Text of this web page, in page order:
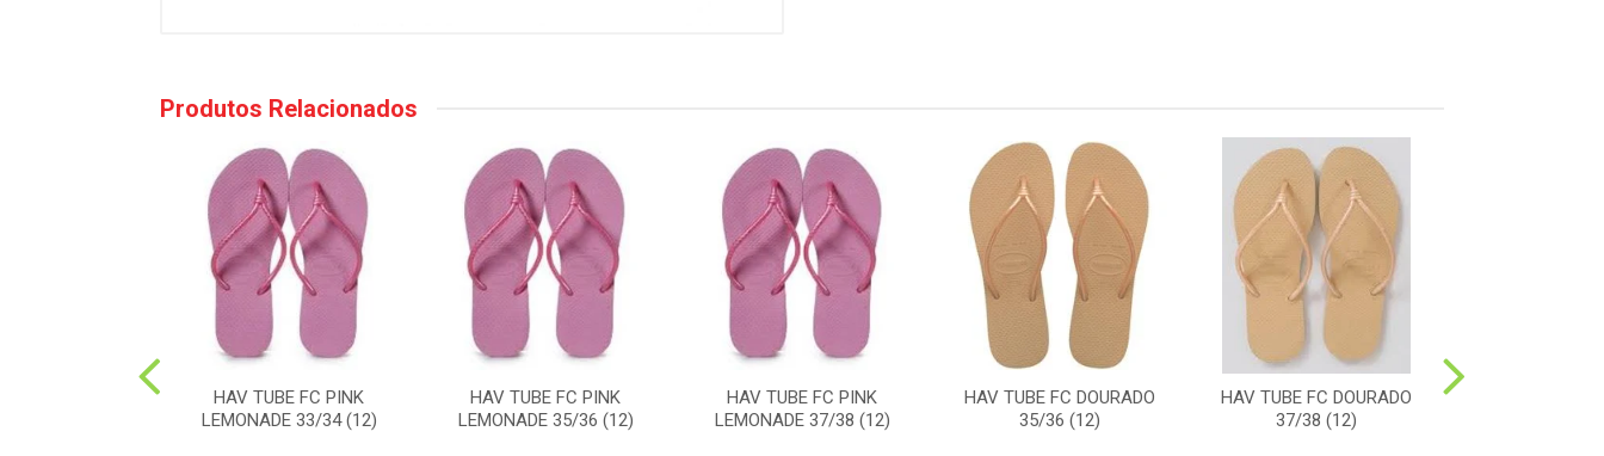
Produtos Relacionados
HAV TUBE FC PINK
LEMONADE 33/34 (12)
HAV TUBE FC PINK
LEMONADE 35/36 (12)
HAV TUBE FC PINK
LEMONADE 37/38 (12)
HAV TUBE FC DOURADO
35/36 (12)
HAV TUBE FC DOURADO
37/38 (12)